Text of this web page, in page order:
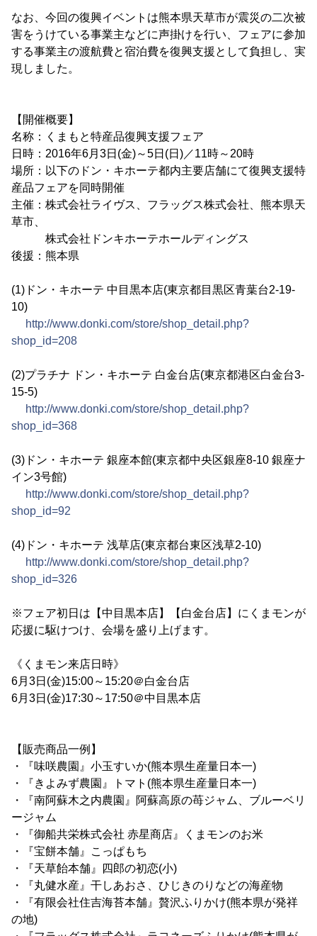
なお、今回の復興イベントは熊本県天草市が震災の二次被
害をうけている事業主などに声掛けを行い、フェアに参加
する事業主の渡航費と宿泊費を復興支援として負担し、実
現しました。
【開催概要】
名称：くまもと特産品復興支援フェア
日時：2016年6月3日(金)～5日(日)／11時～20時
場所：以下のドン・キホーテ都内主要店舗にて復興支援特
産品フェアを同時開催
主催：株式会社ライヴス、フラッグス株式会社、熊本県天
草市、
株式会社ドンキホーテホールディングス
後援：熊本県
(1)ドン・キホーテ 中目黒本店(東京都目黒区青葉台2-19-
10)
http://www.donki.com/store/shop_detail.php?
shop_id=208
(2)プラチナ ドン・キホーテ 白金台店(東京都港区白金台3-
15-5)
http://www.donki.com/store/shop_detail.php?
shop_id=368
(3)ドン・キホーテ 銀座本館(東京都中央区銀座8-10 銀座ナ
イン3号館)
http://www.donki.com/store/shop_detail.php?
shop_id=92
(4)ドン・キホーテ 浅草店(東京都台東区浅草2-10)
http://www.donki.com/store/shop_detail.php?
shop_id=326
※フェア初日は【中目黒本店】【白金台店】にくまモンが
応援に駆けつけ、会場を盛り上げます。
《くまモン来店日時》
6月3日(金)15:00～15:20＠白金台店
6月3日(金)17:30～17:50＠中目黒本店
【販売商品一例】
・『味咲農園』小玉すいか(熊本県生産量日本一)
・『きよみず農園』トマト(熊本県生産量日本一)
・『南阿蘇木之内農園』阿蘇高原の苺ジャム、ブルーベリ
ージャム
・『御船共栄株式会社 赤星商店』くまモンのお米
・『宝餅本舗』こっぱもち
・『天草飴本舗』四郎の初恋(小)
・『丸健水産』干しあおさ、ひじきのりなどの海産物
・『有限会社住吉海苔本舗』贅沢ふりかけ(熊本県が発祥
の地)